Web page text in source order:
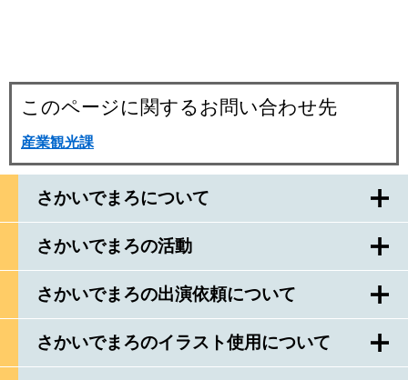
さかいでまろについて
さかいでまろの活動
さかいでまろの出演依頼について
さかいでまろのイラスト使用について
このページに関するお問い合わせ先
産業観光課